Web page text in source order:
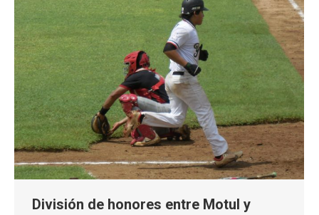
División de honores entre Motul y